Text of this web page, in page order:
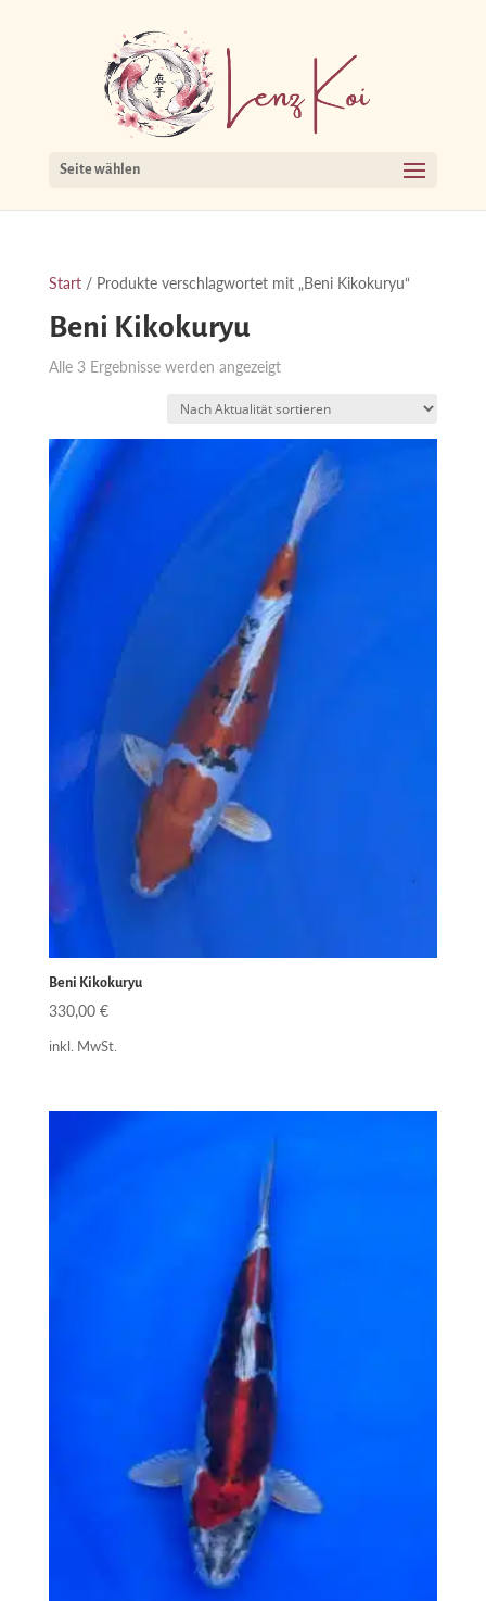
Seite wählen
Start/ Produkte verschlagwortet mit „Beni Kikokuryu“
Beni Kikokuryu
Alle 3 Ergebnisse werden angezeigtNach
sortiert
Beni Kikokuryu
330,00 €
inkl. MwSt.